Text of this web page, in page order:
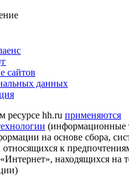
сайтов
данных
hh.ru применяются
(информационные
на основе сбора,
относящихся к
находящихся на